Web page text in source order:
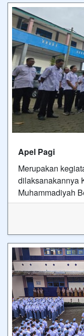
Apel Pagi
Merupakan
dilaksanakannya
Muhammadiyah